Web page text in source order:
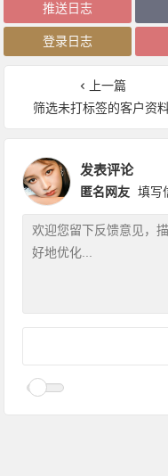
推送日志
登录日志
上一篇
筛选未打标签的客户资
发表评论
匿名网友 填写